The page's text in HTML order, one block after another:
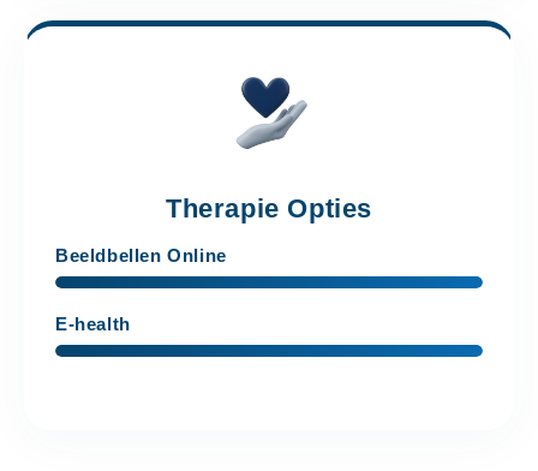
Therapie Opties
Beeldbellen Online
E-health